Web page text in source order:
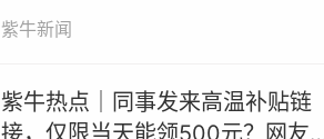
紫牛新闻
紫牛热点｜同事发来高温补贴链
接，仅限当天能领500元？网友